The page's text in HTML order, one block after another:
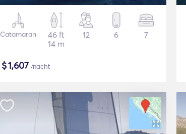
Catamaran
46 ft
14 m
12 6 7
$1,607 /nacht